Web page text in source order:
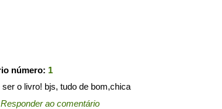
número: 1
o livro! bjs, tudo de bom,chica
Responder ao comentário